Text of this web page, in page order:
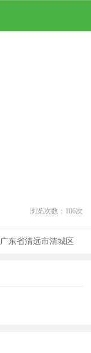
浏览次数： 106次
广东省清远市清城区